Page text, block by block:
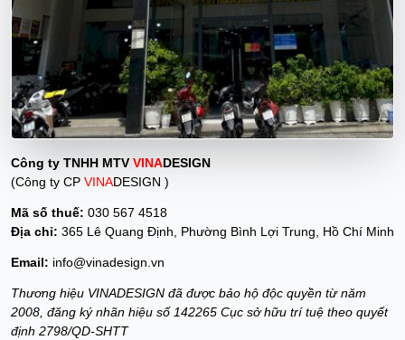
Công ty TNHH MTVVINADESIGN
(Công ty CP VINADESIGN )
Mã số thuế: 030 567 4518
Địa chỉ: 365 Lê Quang Định, Phường Bình Lợi Trung, Hồ Chí Minh
Email: info@vinadesign.vn
Thương hiệu VINADESIGN đã được bảo hộ độc quyền từ năm
2008, đăng ký nhãn hiệu số 142265 Cục sở hữu trí tuệ theo quyết
định 2798/QD-SHTT